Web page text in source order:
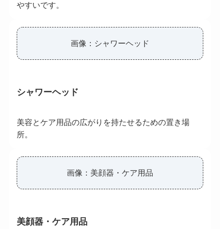
やすいです。
画像：シャワーヘッド
シャワーヘッド
美容とケア用品の広がりを持たせるための置き場
所。
画像：美顔器・ケア用品
美顔器・ケア用品